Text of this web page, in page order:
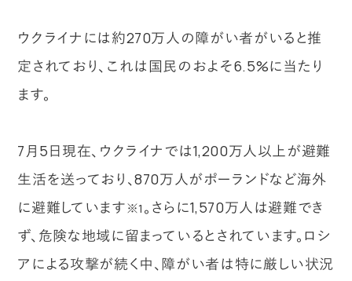
ウクライナには約270万人の障がい者がいると推
定されており、これは国民のおよそ6.5%に当たり
ます。
7月5日現在、ウクライナでは1,200万人以上が避難
生活を送っており、870万人がポーランドなど海外
に避難しています※1。さらに1,570万人は避難でき
ず、危険な地域に留まっているとされています。ロシ
アによる攻撃が続く中、障がい者は特に厳しい状況